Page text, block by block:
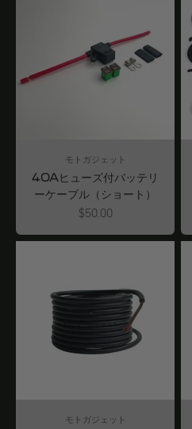
モトガジェット
40Aヒューズ付バッテリ
ーケーブル（ショート）
Angebot
$50.00
モトガジェット